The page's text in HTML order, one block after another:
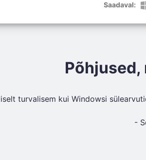
Saadaval:
turvalisem kui Windowsi
-